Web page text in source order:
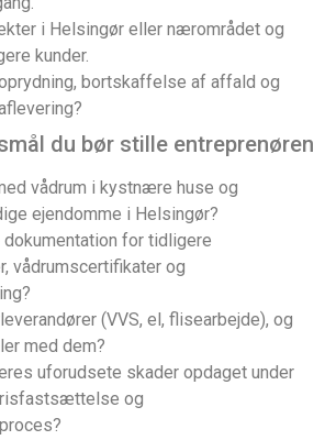
i Helsingør eller nærområdet og
kunder.
bortskaffelse af affald og
du bør stille entreprenøren
vådrum i kystnære huse og
ejendomme i Helsingør?
for tidligere
vådrumscertifikater og
(VVS, el, flisearbejde), og
med dem?
uforudsete skader opdaget under
og